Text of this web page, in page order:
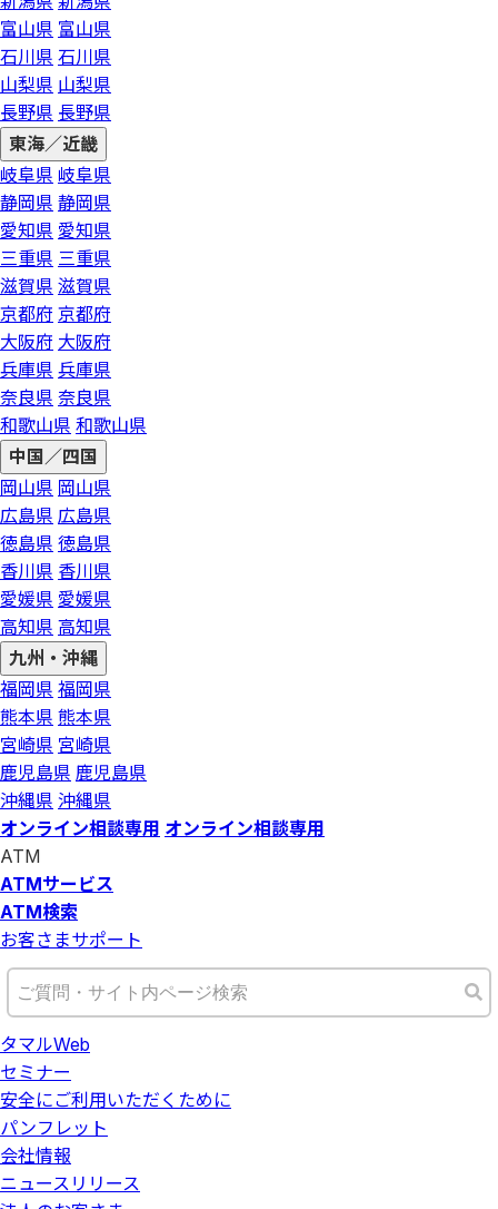
富山県 富山県
石川県 石川県
山梨県 山梨県
長野県 長野県
東海／近畿
岐阜県 岐阜県
静岡県 静岡県
愛知県 愛知県
三重県 三重県
滋賀県 滋賀県
京都府 京都府
大阪府 大阪府
兵庫県 兵庫県
奈良県 奈良県
和歌山県 和歌山県
中国／四国
岡山県 岡山県
広島県 広島県
徳島県 徳島県
香川県 香川県
愛媛県 愛媛県
高知県 高知県
九州・沖縄
福岡県 福岡県
熊本県 熊本県
宮崎県 宮崎県
鹿児島県 鹿児島県
沖縄県 沖縄県
オンライン相談専用 オンライン相談専用
ATM
ATMサービス
ATM検索
お客さまサポート
タマルWeb
セミナー
安全にご利用いただくために
パンフレット
会社情報
ニュースリリース